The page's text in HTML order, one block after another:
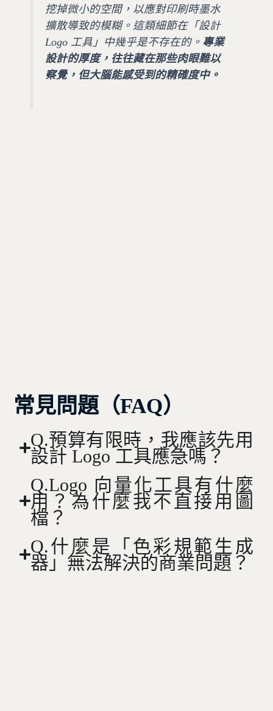
挖掉微小的空間，以應對印刷時墨水
擴散導致的模糊。這類細節在「設計
Logo 工具」中幾乎是不存在的。 專業
設計的厚度，往往藏在那些肉眼難以
察覺，但大腦能感受到的精確度中。
常見問題（FAQ）
Q.預算有限時，我應該先用
設計 Logo 工具應急嗎？
Q.Logo 向量化工具有什麼
用？為什麼我不直接用圖
檔？
Q.什麼是「色彩規範生成
器」無法解決的商業問題？